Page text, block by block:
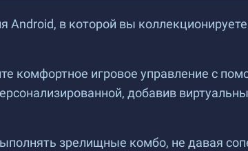
в которой вы
комфортное игровое управление с
добавив
зрелищные комбо, не давая